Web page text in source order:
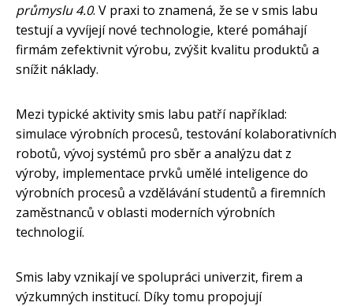
průmyslu 4.0. V praxi to znamená, že se v smis labu
testují a vyvíjejí nové technologie, které pomáhají
firmám zefektivnit výrobu, zvýšit kvalitu produktů a
snížit náklady.
Mezi typické aktivity smis labu patří například:
simulace výrobních procesů, testování kolaborativních
robotů, vývoj systémů pro sběr a analýzu dat z
výroby, implementace prvků umělé inteligence do
výrobních procesů a vzdělávání studentů a firemních
zaměstnanců v oblasti moderních výrobních
technologií.
Smis laby vznikají ve spolupráci univerzit, firem a
výzkumných institucí. Díky tomu propojují